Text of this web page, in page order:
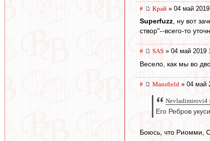
# Край » 04 май
Superfuzz, ну вот
створ"--всего-то
# SAS » 04 май 2019
Весело, как мы во
# Mansfield » 04 май
Nevladimirovi4
Его Ребров
Боюсь, что Риомми,